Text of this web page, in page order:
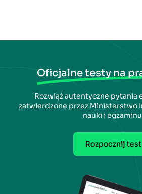
Oficjalne testy na
Rozwiąż autentyczne pytania
zatwierdzone przez Ministerstwo
nauki i
Rozpocznij test